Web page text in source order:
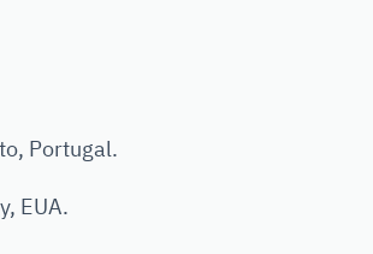
Portugal.
EUA.